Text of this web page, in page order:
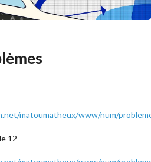
matoumatheux/www/num/
12